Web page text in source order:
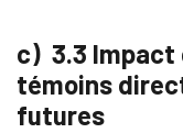
3.3 Impact
témoins
futures